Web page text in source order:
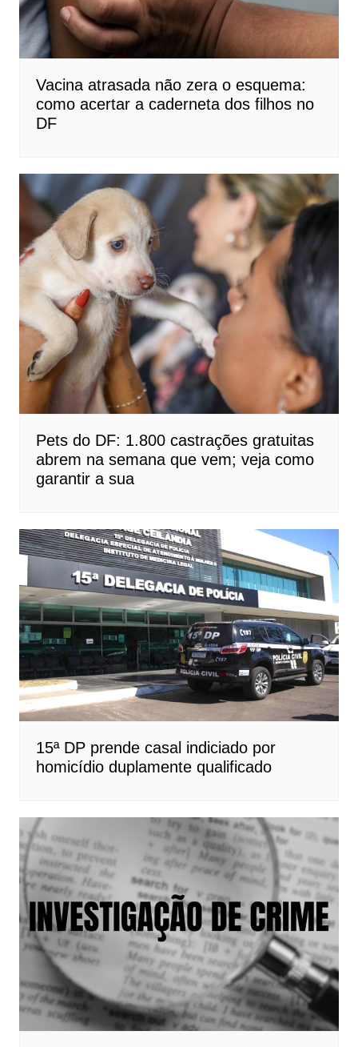
Vacina atrasada não zera o esquema:
como acertar a caderneta dos filhos no
DF
Pets do DF: 1.800 castrações gratuitas
abrem na semana que vem; veja como
garantir a sua
15ª DP prende casal indiciado por
homicídio duplamente qualificado